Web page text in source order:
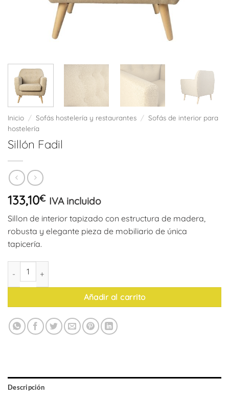
Inicio / Sofás hostelería y restaurantes / Sofás de interior para
hostelería
Sillón Fadil
133,10€ IVA incluido
Sillon de interior tapizado con estructura de madera,
robusta y elegante pieza de mobiliario de única
tapicería.
Sillón Fadil cantidad
Añadir al carrito
Descripción